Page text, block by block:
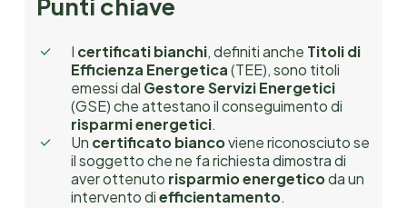
Punti chiave
I certificati bianchi, definiti anche Titoli di
Efficienza Energetica(TEE), sono titoli
emessi dal Gestore Servizi Energetici
(GSE) che attestano il conseguimento di
risparmi energetici.
Un certificato biancoviene riconosciuto se
il soggetto che ne fa richiesta dimostra di
aver ottenuto risparmio energeticoda un
intervento diefficientamento.